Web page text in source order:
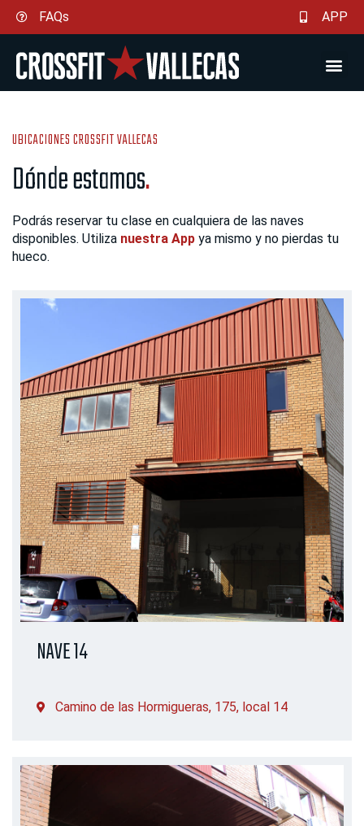
FAQs APP
UBICACIONES CROSSFIT VALLECAS
Dónde estamos.
Podrás reservar tu clase en cualquiera de las naves
disponibles. Utiliza nuestra App ya mismo y no pierdas tu
hueco.
NAVE 14
Camino de las Hormigueras, 175, local 14